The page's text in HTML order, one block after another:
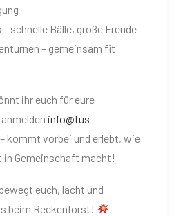
schnelle Bälle, große Freude
– gemeinsam fit
ihr euch für eure
info@tus-
– kommt vorbei und erlebt, wie
in Gemeinschaft macht!
euch, lacht und
beim Reckenforst!